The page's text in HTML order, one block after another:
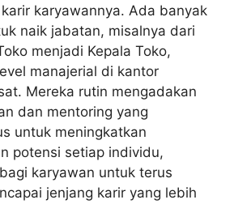
karyawannya. Ada banyak
naik jabatan, misalnya dari
menjadi Kepala Toko,
manajerial di kantor
Mereka rutin mengadakan
dan mentoring yang
untuk meningkatkan
potensi setiap individu,
karyawan untuk terus
jenjang karir yang lebih